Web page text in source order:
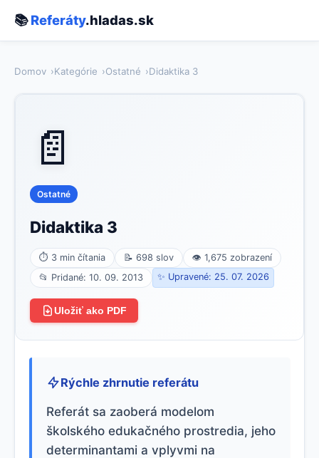
📚Referáty.hladas.sk
Domov Kategórie Ostatné Didaktika 3
📄
Ostatné
Didaktika 3
⏱ 3 min čítania 📝 698 slov
👁 1,675 zobrazení
📂 Pridané: 10. 09. 2013
✨ Upravené: 25. 07. 2026
Uložiť ako PDF
Rýchle zhrnutie referátu
Referát sa zaoberá modelom
školského edukačného prostredia, jeho
determinantami a vplyvmi na